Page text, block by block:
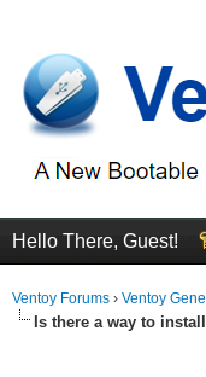
Hello There, Guest!
Ventoy Forums › Ventoy
Is there a way to